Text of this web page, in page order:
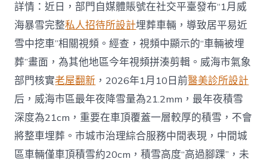
次
講
清〉
中
詳情：近日，部門自媒體賬號在社交平臺發布“1月威
海暴雪完整私人招待所設計埋葬車輛，導致居平易近
雪中挖車”相關視頻。經查，視頻中顯示的“車輛被埋
葬”畫面，為其他地區今年視頻拼湊剪輯。威海市氣象
部門核實老屋翻新 ，2026年1月10日前醫美診所設計
后，威海市區最年夜降雪量為21.2mm，最年夜積雪
深度為21cm，重要在車頂覆蓋一層較厚的積雪，不會
將整車埋葬。市城市治理綜合服務中間表現，中間城
區車輛僅車頂積雪約20cm，積雪高度“高過腳踝”，未